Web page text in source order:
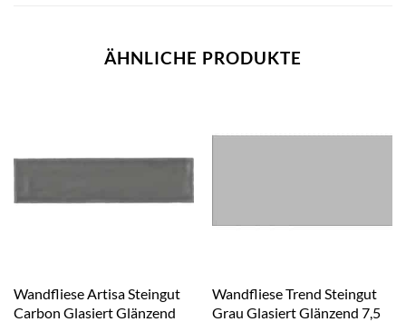
ÄHNLICHE PRODUKTE
Wandfliese Artisa Steingut
Carbon Glasiert Glänzend
Wandfliese Trend Steingut
Grau Glasiert Glänzend 7,5